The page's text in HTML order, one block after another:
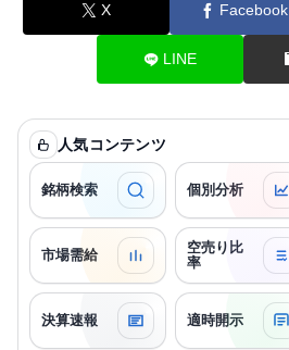
X Facebook
LINE
人気コンテンツ
銘柄検索 個別分析
市場需給
空売り比
率
決算速報 適時開示